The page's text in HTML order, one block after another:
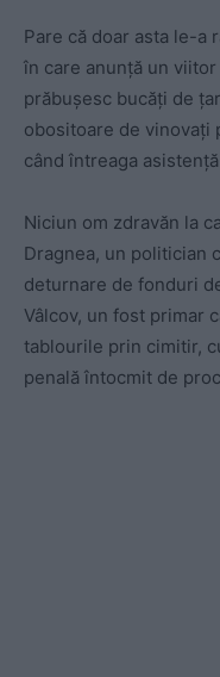
Pare că doar asta le-a
în care anunță un
prăbușesc bucăți de
obositoare de vinovați
când întreaga
Niciun om zdravăn la
Dragnea, un politician
deturnare de fonduri
Vâlcov, un fost primar
tablourile prin cimitir,
penală întocmit de